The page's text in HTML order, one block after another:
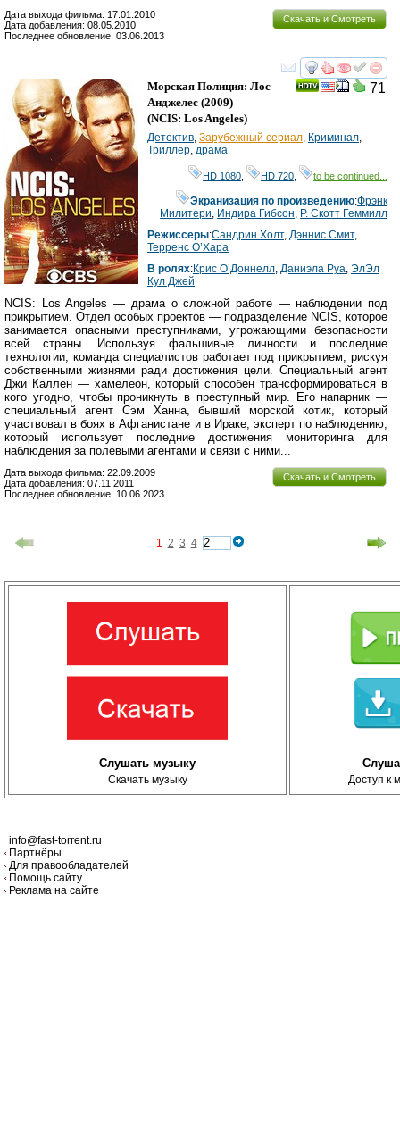
Скачать и Смотреть
Дата выхода фильма: 17.01.2010
Дата добавления: 08.05.2010
Последнее обновление: 03.06.2013
смотреть
71
Морская Полиция: Лос
Анджелес (2009)
(NCIS: Los Angeles)
Детектив Зарубежный сериал Криминал
Триллер драма
HD 1080 HD 720 to be continued...
Экранизация по произведению:Фрэнк
Милитери Индира Гибсон Р. Скотт Геммилл
Режиссеры:Сандрин Холт, Дэннис Смит,
Терренс О’Хара
В ролях:Крис О’Доннелл Даниэла Руа ЭлЭл
Кул Джей
NCIS: Los Angeles — драма о сложной работе — наблюдении под
прикрытием. Отдел особых проектов — подразделение NCIS, которое
занимается опасными преступниками, угрожающими безопасности
всей страны. Используя фальшивые личности и последние
технологии, команда специалистов работает под прикрытием, рискуя
собственными жизнями ради достижения цели. Специальный агент
Джи Каллен — хамелеон, который способен трансформироваться в
кого угодно, чтобы проникнуть в преступный мир. Его напарник —
специальный агент Сэм Ханна, бывший морской котик, который
участвовал в боях в Афганистане и в Ираке, эксперт по наблюдению,
который использует последние достижения мониторинга для
наблюдения за полевыми агентами и связи с ними...
Скачать и Смотреть
Дата выхода фильма: 22.09.2009
Дата добавления: 07.11.2011
Последнее обновление: 10.06.2023
1 2 3 4
Слушать музыку
Скачать музыку Доступ к
info@fast-torrent.ru
Партнёры
Для правообладателей
Помощь сайту
Реклама на сайте